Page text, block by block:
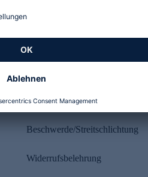
Rechtliches
Beschwerde/Streitschlichtung
Widerrufsbelehrung